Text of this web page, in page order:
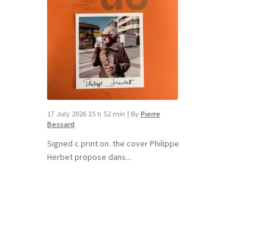
17 July 2026 15 h 52 min | By Pierre
Bessard
Signed c print on. the cover ​Philippe
Herbet propose dans...